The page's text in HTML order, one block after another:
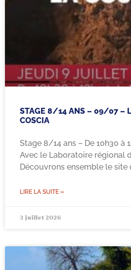
STAGE 8/14 ANS – 09/07 –
COSCIA
Stage 8/14 ans – De 10h30 à
Avec le Laboratoire régional
Découvrons ensemble le site
LIRE LA SUITE »
3 juillet 2026